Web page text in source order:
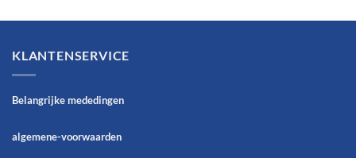
KLANTENSERVICE
Belangrijke mededingen
algemene-voorwaarden